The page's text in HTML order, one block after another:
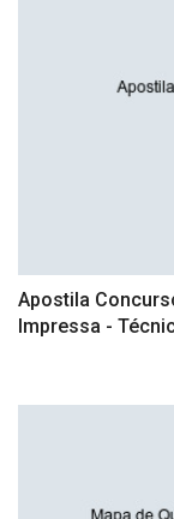
Apostila
Impressa -